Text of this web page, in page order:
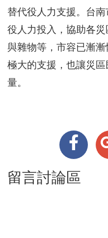
替代役人力支援。台
役人力投入，協助各
與雜物等，市容已漸
極大的支援，也讓災
量。
留言討論區